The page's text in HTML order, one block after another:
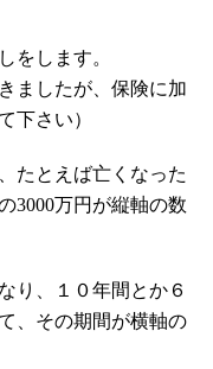
をします。
ましたが、保険に加
下さい）
たとえば亡くなった
3000万円が縦軸の数
り、１０年間とか６
、その期間が横軸の